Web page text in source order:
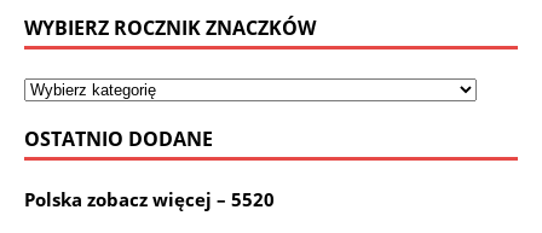
WYBIERZ ROCZNIK ZNACZKÓW
OSTATNIO DODANE
Polska zobacz więcej – 5520